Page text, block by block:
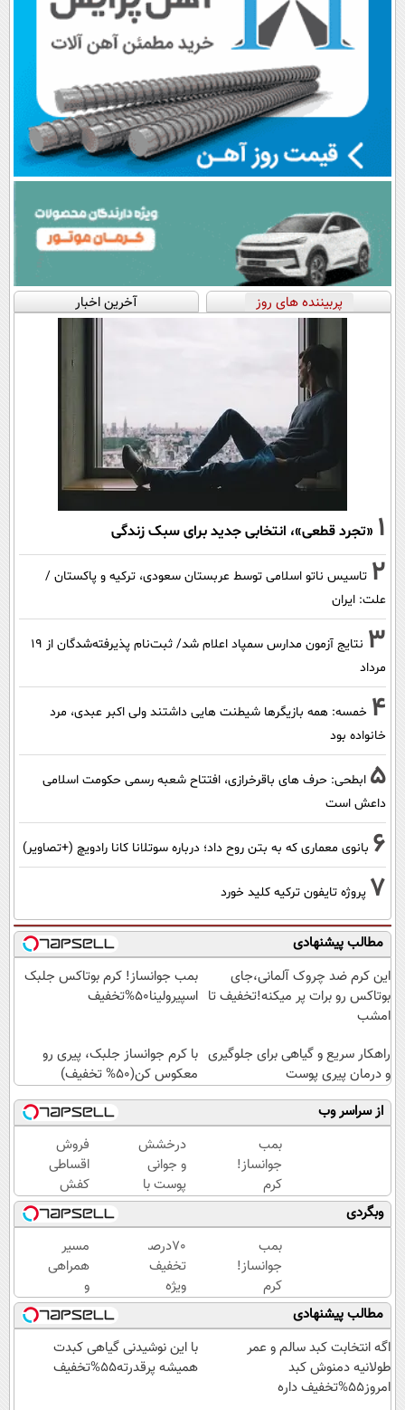
پربیننده های روز آخرین اخبار
1 «تجرد قطعی»، انتخابی جدید برای سبک زندگی
2 تاسیس ناتو اسلامی توسط عربستان سعودی، ترکیه و پاکستان /
علت: ایران
3
نتایج آزمون مدارس سمپاد اعلام شد/ ثبت‌نام پذیرفته‌شدگان از ۱۹
مرداد
4 خمسه: همه بازیگرها شیطنت هایی داشتند ولی اکبر عبدی، مرد
خانواده بود
5 ابطحی: حرف های باقرخرازی، افتتاح شعبه رسمی حکومت اسلامی
داعش است
6 بانوی معماری که به بتن روح داد؛ درباره سوتلانا کانا رادویچ (+تصاویر)
7 پروژه تایفون ترکیه کلید خورد
مطالب پیشنهادی
این کرم ضد چروک آلمانی،جای
بوتاکس رو برات پر میکنه!تخفیف تا
امشب
بمب جوانساز! کرم بوتاکس جلبک
اسپیرولینا50%تخفیف
راهکار سریع و گیاهی برای جلوگیری
و درمان پیری پوست
با کرم جوانساز جلبک، پیری رو
معکوس کن(50% تخفیف)
از سراسر وب
بمب
جوانساز!
کرم
بوتاکس
جلبک
اسپیرولینا50%تخفیف
درخشش
و جوانی
پوست با
جلبک
اسپیرولینا!
خرید
محصول با
تخفیف
ویژه
فروش
اقساطی
کفش
چرم با
70درصد
تخفیف
وبگردی
بمب
جوانساز!
کرم
بوتاکس
جلبک
اسپیرولینا50%تخفیف
70درصد
تخفیف
ویژه
کفش
چرم (از
دستش
نده)
مسیر
همراهی
و
گزارش
عملکرد
گروه
اسنپ
مطالب پیشنهادی
اگه انتخابت کبد سالم و عمر
طولانیه دمنوش کبد
امروز55%تخفیف داره
با این نوشیدنی گیاهی کبدت
همیشه پرقدرته55%تخفیف